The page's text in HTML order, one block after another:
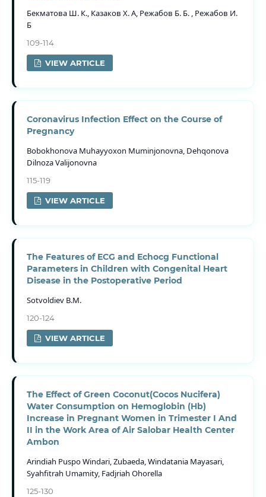
Бекматова Ш. К., Казаков Х. А, Режабов Б. Б. , Режабов И.
Б
109-114
VIEW ARTICLE
Coronavirus Infection Effect on the Course of
Pregnancy
Bobokhonova Muhayyoxon Muminjonovna, Dehqonova
Dilnoza Valijonovna
115-119
VIEW ARTICLE
The Features of ECG and Echocg Functional
Parameters in Children with Congenital Heart
Disease in the Postoperative Period
Sotvoldiev B.M.
120-124
VIEW ARTICLE
The Effect of Green Coconut(Cocos Nucifera)
Water Consumption on Hemoglobin (Hb)
Increase in Pregnant Women in Trimester I And
II in the Work Area of Air Salobar Health Center
Ambon
Arindiah Puspo Windari, Zubaeda, Windatania Mayasari,
Syahfitrah Umamity, Fadjriah Ohorella
125-130